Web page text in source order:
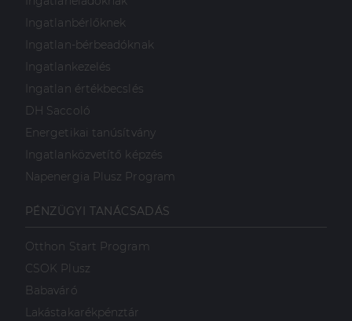
Ingatlanbérlőknek
Ingatlan-bérbeadóknak
Ingatlankezelés
Ingatlan értékbecslés
DH Saccoló
Energetikai tanúsítvány
Ingatlanközvetítő képzés
Napenergia Plusz Program
PÉNZÜGYI TANÁCSADÁS
Otthon Start Program
CSOK Plusz
Babaváró
Lakástakarékpénztár